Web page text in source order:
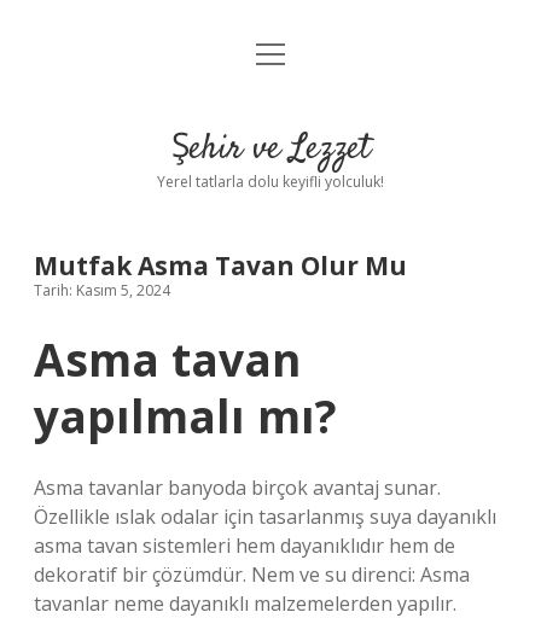
Anasayfa
Yasal Uyarı
menüyü
Şehir ve Lezzet
Yerel tatlarla dolu keyifli yolculuk!
Mutfak Asma Tavan Olur Mu
Tarih: Kasım 5, 2024
Asma tavan
yapılmalı mı?
Asma tavanlar banyoda birçok avantaj sunar.
Özellikle ıslak odalar için tasarlanmış suya dayanıklı
asma tavan sistemleri hem dayanıklıdır hem de
dekoratif bir çözümdür. Nem ve su direnci: Asma
tavanlar neme dayanıklı malzemelerden yapılır.